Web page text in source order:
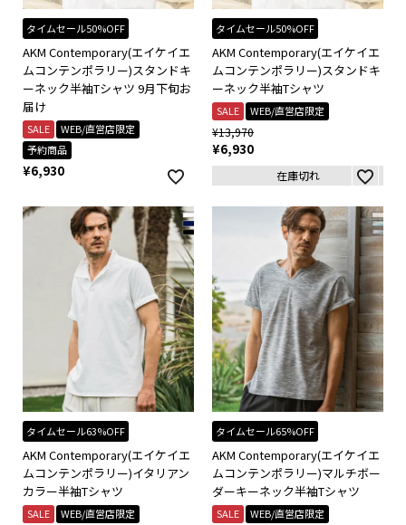
タイムセール50%OFF
AKM Contemporary(エイケイエ
ムコンテンポラリー)スタンドキ
ーネック半袖Tシャツ 9月下旬お
届け
SALE
WEB/直営店限定
予約商品
¥6,930
タイムセール50%OFF
AKM Contemporary(エイケイエ
ムコンテンポラリー)スタンドキ
ーネック半袖Tシャツ
SALE WEB/直営店限定
¥13,970
¥6,930
在庫切れ
タイムセール63%OFF
AKM Contemporary(エイケイエ
ムコンテンポラリー)イタリアン
カラー半袖Tシャツ
SALE WEB/直営店限定
タイムセール65%OFF
AKM Contemporary(エイケイエ
ムコンテンポラリー)マルチボー
ダーキーネック半袖Tシャツ
SALE WEB/直営店限定